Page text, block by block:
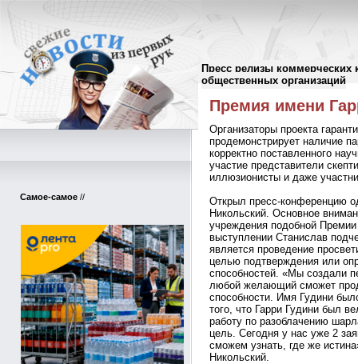
Пресс релизы коммерческих
общественных организаций
Самое-самое //
Пресс-релизы//
Премия имени
Организаторы проекта
продемонстрирует наличие
корректно поставленного
участие представители
иллюзионисты и даже
Открыл пресс-конференцию
Никольский. Основное
учреждения подобной
выступлении Станислав
является проведение
целью подтверждения или
способностей. «Мы создали
любой желающий сможет
способности. Имя Гудини
того, что Гарри Гудини был
работу по разоблачению
цель. Сегодня у нас уже 2
сможем узнать, где же
Никольский.